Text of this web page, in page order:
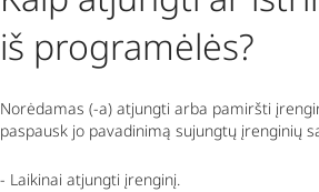
iš programėlės?
Norėdamas (-a) atjungti arba pamiršti
paspausk jo pavadinimą sujungtų įrenginių
- Laikinai atjungti įrenginį.